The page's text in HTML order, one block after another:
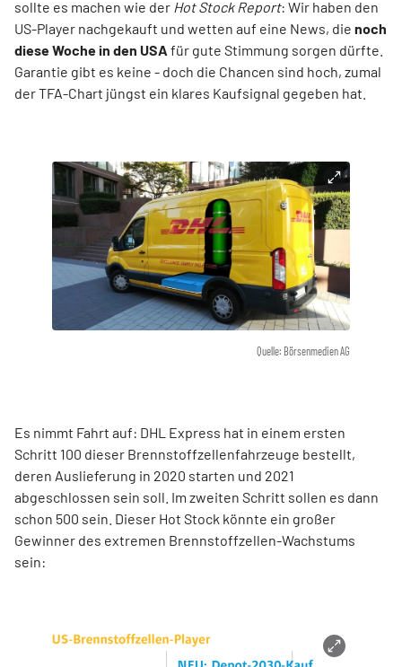
sollte es machen wie der Hot Stock Report: Wir haben den
US-Player nachgekauft und wetten auf eine News, die noch
diese Woche in den USA für gute Stimmung sorgen dürfte.
Garantie gibt es keine - doch die Chancen sind hoch, zumal
der TFA-Chart jüngst ein klares Kaufsignal gegeben hat.
Quelle: Börsenmedien AG
Es nimmt Fahrt auf: DHL Express hat in einem ersten
Schritt 100 dieser Brennstoffzellenfahrzeuge bestellt,
deren Auslieferung in 2020 starten und 2021
abgeschlossen sein soll. Im zweiten Schritt sollen es dann
schon 500 sein. Dieser Hot Stock könnte ein großer
Gewinner des extremen Brennstoffzellen-Wachstums
sein: